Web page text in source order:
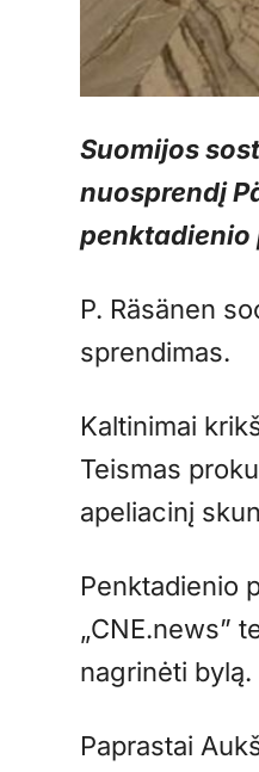
Suomijos
nuosprendį
penktadienio
P. Räsänen
sprendimas.
Kaltinimai
Teismas
apeliacinį
Penktadienio
„CNE.news”
nagrinėti bylą.
Paprastai